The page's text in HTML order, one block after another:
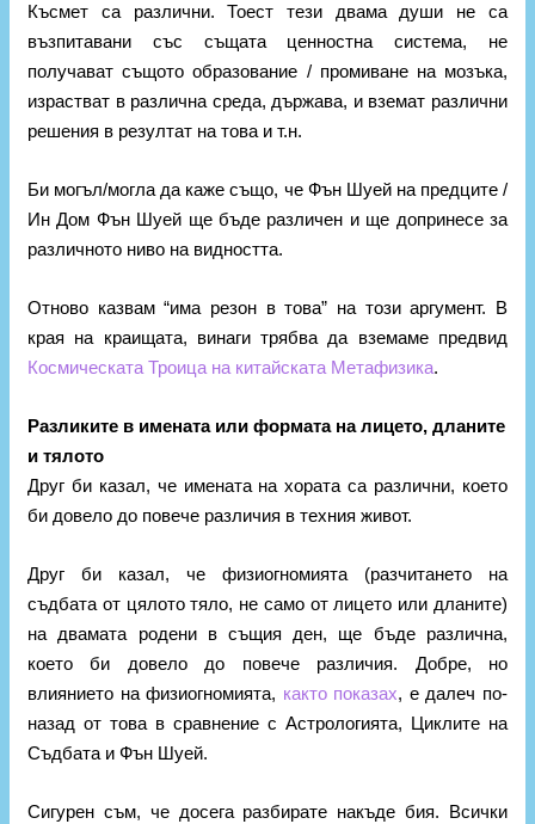
Късмет са различни. Тоест тези двама души не са
възпитавани със същата ценностна система, не
получават същото образование / промиване на мозъка,
израстват в различна среда, държава, и вземат различни
решения в резултат на това и т.н.
Би могъл/могла да каже също, че Фън Шуей на предците /
Ин Дом Фън Шуей ще бъде различен и ще допринесе за
различното ниво на видността.
Отново казвам “има резон в това” на този аргумент. В
края на краищата, винаги трябва да вземаме предвид
Космическата Троица на китайската Метафизика.
Разликите в имената или формата на лицето, дланите
и тялото
Друг би казал, че имената на хората са различни, което
би довело до повече различия в техния живот.
Друг би казал, че физиогномията (разчитането на
съдбата от цялото тяло, не само от лицето или дланите)
на двамата родени в същия ден, ще бъде различна,
което би довело до повече различия. Добре, но
влиянието на физиогномията, както показах, е далеч по-
назад от това в сравнение с Астрологията, Циклите на
Съдбата и Фън Шуей.
Сигурен съм, че досега разбирате накъде бия. Всички